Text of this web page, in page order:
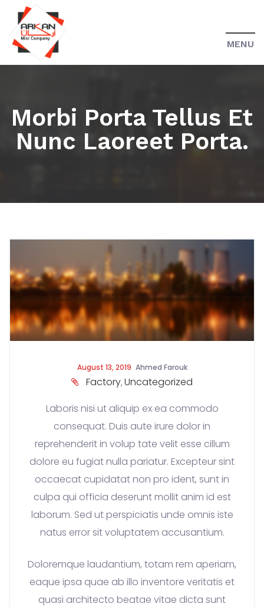
MENU
Morbi Porta Tellus Et
Nunc Laoreet Porta.
August 13, 2019 Ahmed Farouk
Factory,Uncategorized
Laboris nisi ut aliquip ex ea commodo
consequat. Duis aute irure dolor in
reprehenderit in volup tate velit esse cillum
dolore eu fugiat nulla pariatur. Excepteur sint
occaecat cupidatat non pro ident, sunt in
culpa qui officia deserunt mollit anim id est
laborum. Sed ut perspiciatis unde omnis iste
natus error sit voluptatem accusantium.
Doloremque laudantium, totam rem aperiam,
eaque ipsa quae ab illo inventore veritatis et
quasi architecto beatae vitae dicta sunt